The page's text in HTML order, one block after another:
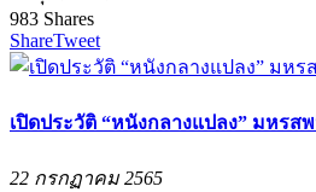
983 Shares
ShareTweet
เปิดประวัติ “หนังกลางแปลง” มหรส
22 กรกฏาคม 2565